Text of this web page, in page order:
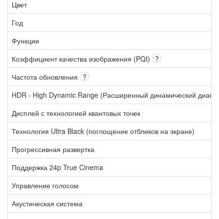
Цвет
Год
Функции
Коэффициент качества изображения (PQI) ?
Частота обновления ?
HDR - High Dynamic Range (Расширенный динамический
Дисплей с технологией квантовых точек
Технология Ultra Black (поглощение отбликов на экране)
Прогрессивная развертка
Поддержка 24p True Cinema
Управление голосом
Акустическая система